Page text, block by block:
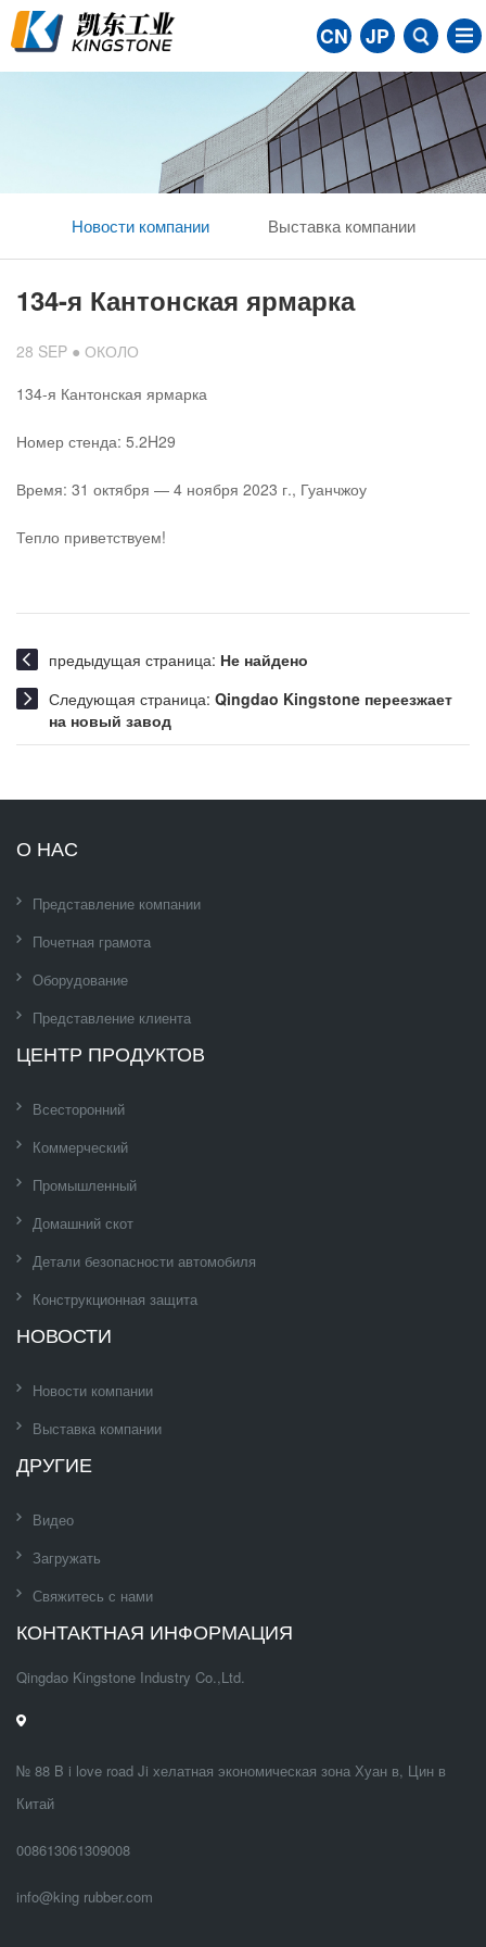
CN JP
Новости компании Выставка компании
134-я Кантонская ярмарка
28 SEP ● ОКОЛО
134-я Кантонская ярмарка
Номер стенда: 5.2H29
Время: 31 октября — 4 ноября 2023 г., Гуанчжоу
Тепло приветствуем!
предыдущая страница: Не найдено
Следующая страница: Qingdao Kingstone переезжает
на новый завод
О НАС
Представление компании
Почетная грамота
Оборудование
Представление клиента
ЦЕНТР ПРОДУКТОВ
Всесторонний
Коммерческий
Промышленный
Домашний скот
Детали безопасности автомобиля
Конструкционная защита
НОВОСТИ
Новости компании
Выставка компании
ДРУГИЕ
Видео
Загружать
Свяжитесь с нами
КОНТАКТНАЯ ИНФОРМАЦИЯ
Qingdao Kingstone Industry Co.,Ltd.
№ 88 B i love road Ji хелатная экономическая зона Хуан в, Цин в
Китай
008613061309008
info@king rubber.com